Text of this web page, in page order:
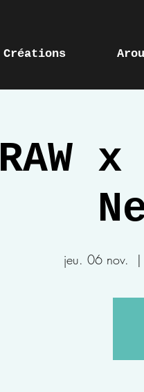
Créations
RAW
jeu. 06 nov.
  |